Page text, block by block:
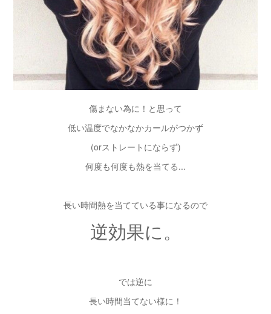
傷まない為に！と思って
低い温度でなかなかカールがつかず
(orストレートにならず)
何度も何度も熱を当てる...
長い時間熱を当てている事になるので
逆効果に。
では逆に
長い時間当てない様に！